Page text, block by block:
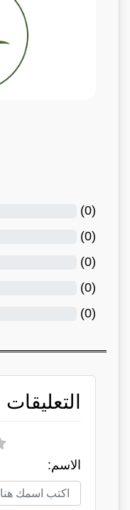
(
0
)
(
0
)
(
0
)
(
0
)
(
0
)
التعليقات
الاسم: